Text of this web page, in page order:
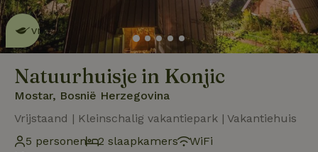
Dit natuurhuisje is eco-
vriendelijk
lees meer
Natuurhuisje in Konjic
Mostar, Bosnië Herzegovina
Vrijstaand | Kleinschalig vakantiepark | Vakantiehuis
5 personen
2 slaapkamers
WiFi